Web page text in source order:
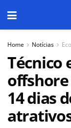
Home Notícias
Técnico
offshore
14 dias